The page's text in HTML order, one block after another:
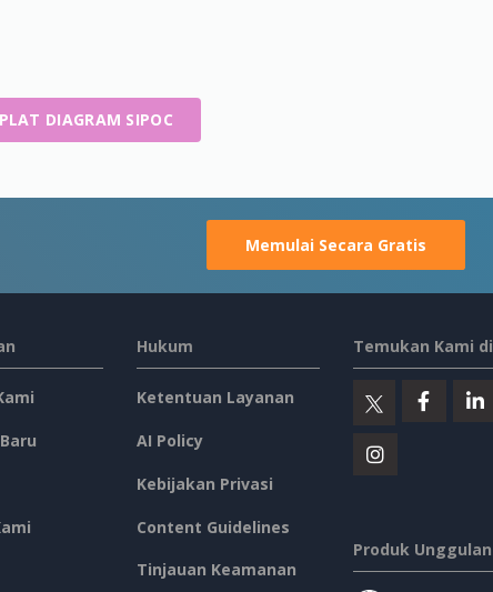
DIAGRAM SIPOC
Memulai Secara Gratis
Hukum
Ketentuan Layanan
AI Policy
Kebijakan Privasi
Content Guidelines
Tinjauan Keamanan
Temukan Kami di
Produk Unggulan